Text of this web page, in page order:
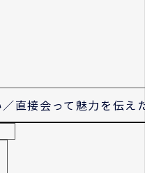
直接会って魅力を伝え